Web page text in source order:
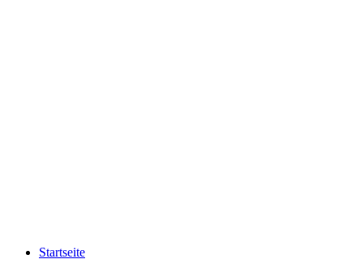
Startseite